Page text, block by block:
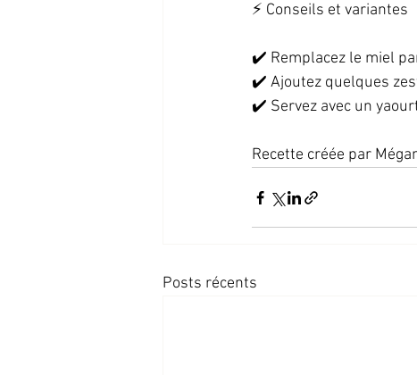
⚡ Conseils et variantes
✔️ Remplacez le miel
✔️ Ajoutez quelques
✔️ Servez avec un
Recette créée par
Posts récents